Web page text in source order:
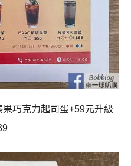
巧克力起司蛋+59元升級